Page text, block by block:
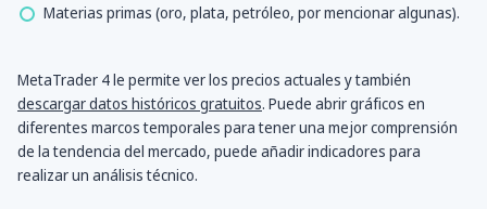
Materias primas (oro, plata, petróleo, por mencionar algunas).
MetaTrader 4 le permite ver los precios actuales y también
descargar datos históricos gratuitos. Puede abrir gráficos en
diferentes marcos temporales para tener una mejor comprensión
de la tendencia del mercado, puede añadir indicadores para
realizar un análisis técnico.